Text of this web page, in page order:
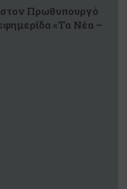
Πρωθυπουργό
«Τα Νέα –